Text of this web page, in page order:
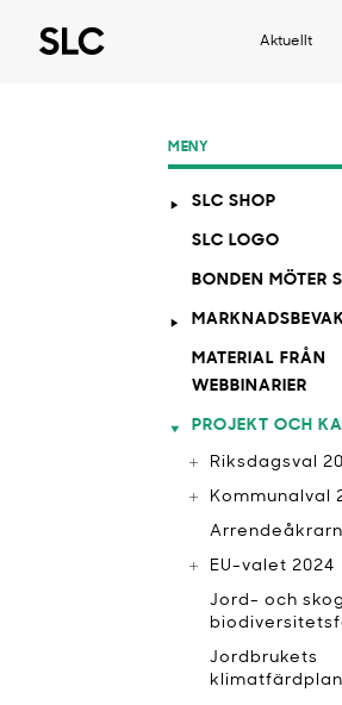
Aktuellt
MENY
SLC SHOP
SLC LOGO
BONDEN MÖTER
MATERIAL FRÅN
WEBBINARIER
PROJEKT OCH
Riksdagsval
Kommunalval
EU-valet 2024
Jord- och
Jordbrukets
klimatfärdplan